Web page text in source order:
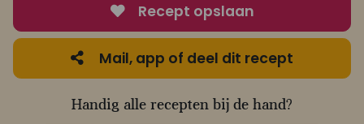
Recept opslaan
Mail, app of deel dit recept
Handig alle recepten bij de hand?